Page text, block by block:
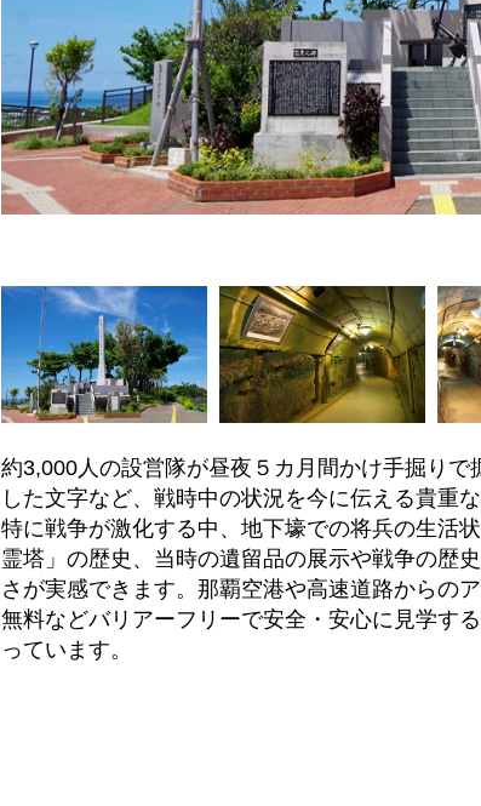
約3,000人の設営隊が昼夜５カ月間かけ手掘り
した文字など、戦時中の状況を今に伝える貴重な
特に戦争が激化する中、地下壕での将兵の生活
霊塔」の歴史、当時の遺留品の展示や戦争の歴
さが実感できます。那覇空港や高速道路からの
無料などバリアーフリーで安全・安心に見学す
っています。